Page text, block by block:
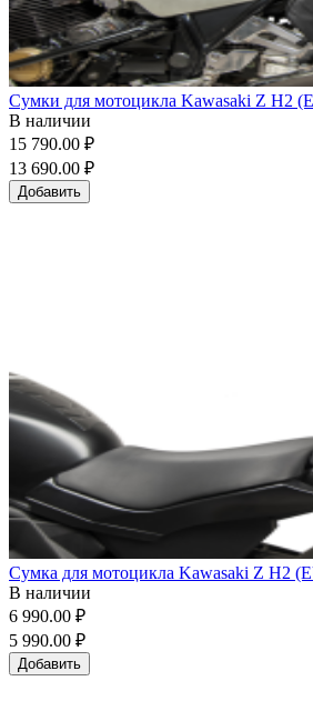
Сумки для мотоцикла Kawasaki Z H2
В наличии
15 790.00 ₽
13 690.00 ₽
Добавить
Сумка для мотоцикла Kawasaki Z H2
В наличии
6 990.00 ₽
5 990.00 ₽
Добавить